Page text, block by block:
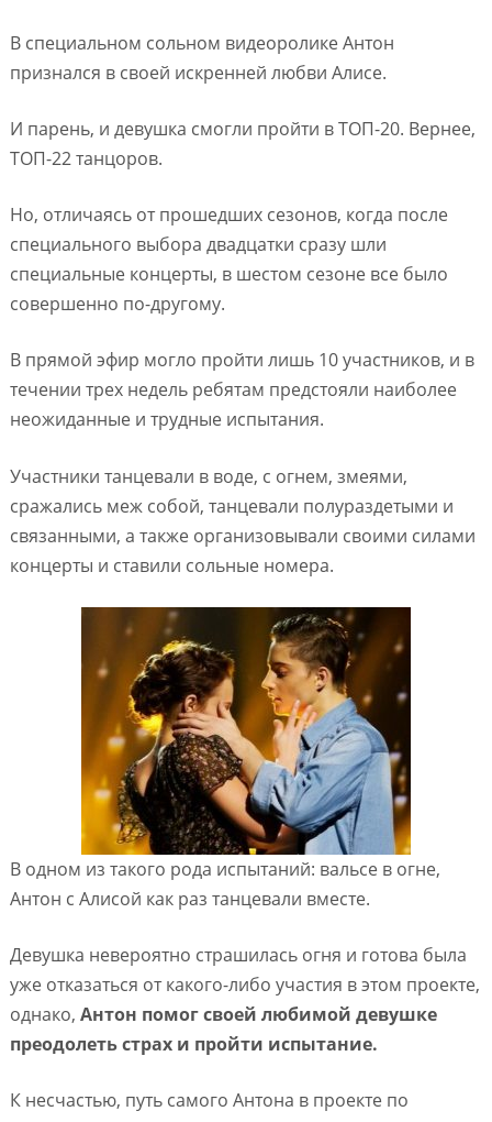
В специальном сольном видеоролике Антон
признался в своей искренней любви Алисе.
И парень, и девушка смогли пройти в ТОП-20. Вернее,
ТОП-22 танцоров.
Но, отличаясь от прошедших сезонов, когда после
специального выбора двадцатки сразу шли
специальные концерты, в шестом сезоне все было
совершенно по-другому.
В прямой эфир могло пройти лишь 10 участников, и в
течении трех недель ребятам предстояли наиболее
неожиданные и трудные испытания.
Участники танцевали в воде, с огнем, змеями,
сражались меж собой, танцевали полураздетыми и
связанными, а также организовывали своими силами
концерты и ставили сольные номера.
В одном из такого рода испытаний: вальсе в огне,
Антон с Алисой как раз танцевали вместе.
Девушка невероятно страшилась огня и готова была
уже отказаться от какого-либо участия в этом проекте,
однако, Антон помог своей любимой девушке
преодолеть страх и пройти испытание.
К несчастью, путь самого Антона в проекте по